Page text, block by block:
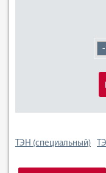
-
ТЭН (специальный)